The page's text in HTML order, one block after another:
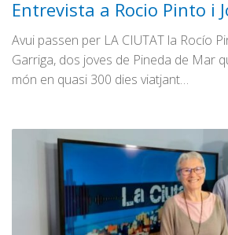
Entrevista a Rocio Pinto i
Avui passen per LA CIUTAT la Rocío
Garriga, dos joves de Pineda de Mar
món en quasi 300 dies viatjant…